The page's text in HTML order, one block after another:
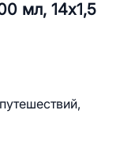
мл, 14х1,5